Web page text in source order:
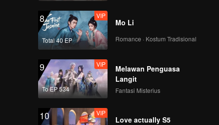
8
Total 40 EP
VIP
Mo Li
Romance · Kostum Tradisional
9
To EP 534
VIP
Melawan Penguasa
Langit
Fantasi Misterius
10 VIP
Love actually S5